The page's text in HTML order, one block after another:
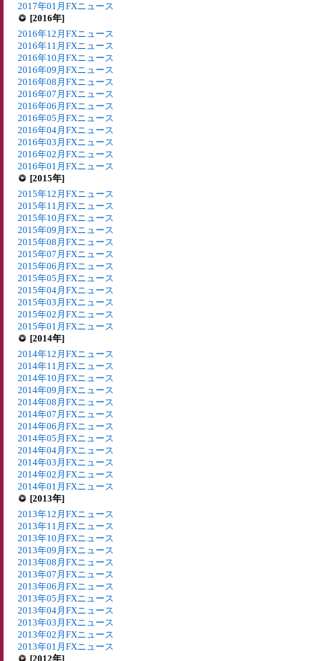
2017年01月FXニュース
[2016年]
2016年12月FXニュース
2016年11月FXニュース
2016年10月FXニュース
2016年09月FXニュース
2016年08月FXニュース
2016年07月FXニュース
2016年06月FXニュース
2016年05月FXニュース
2016年04月FXニュース
2016年03月FXニュース
2016年02月FXニュース
2016年01月FXニュース
[2015年]
2015年12月FXニュース
2015年11月FXニュース
2015年10月FXニュース
2015年09月FXニュース
2015年08月FXニュース
2015年07月FXニュース
2015年06月FXニュース
2015年05月FXニュース
2015年04月FXニュース
2015年03月FXニュース
2015年02月FXニュース
2015年01月FXニュース
[2014年]
2014年12月FXニュース
2014年11月FXニュース
2014年10月FXニュース
2014年09月FXニュース
2014年08月FXニュース
2014年07月FXニュース
2014年06月FXニュース
2014年05月FXニュース
2014年04月FXニュース
2014年03月FXニュース
2014年02月FXニュース
2014年01月FXニュース
[2013年]
2013年12月FXニュース
2013年11月FXニュース
2013年10月FXニュース
2013年09月FXニュース
2013年08月FXニュース
2013年07月FXニュース
2013年06月FXニュース
2013年05月FXニュース
2013年04月FXニュース
2013年03月FXニュース
2013年02月FXニュース
2013年01月FXニュース
[2012年]